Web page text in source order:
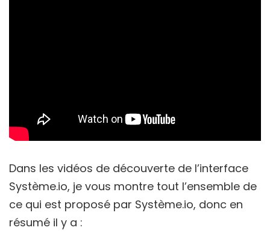
Dans les vidéos de découverte de l’interface
Système.io, je vous montre tout l’ensemble de
ce qui est proposé par Système.io, donc en
résumé il y a :